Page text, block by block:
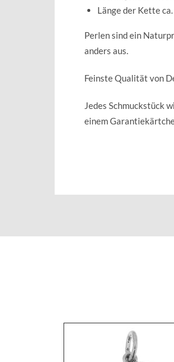
Länge der Kette
Perlen sind ein
anders aus.
Feinste Qualität von
Jedes Schmuckstück
einem